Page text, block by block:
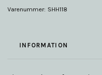
Varenummer: SHH118
INFORMATION